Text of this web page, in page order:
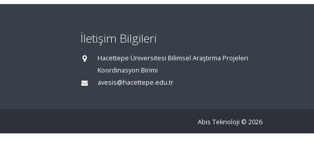
İletişim Bilgileri
Hacettepe Üniversitesi Bilimsel Araştırma Projeleri
Koordinasyon Birimi
avesis@hacettepe.edu.tr
Abis Teknoloji © 2026